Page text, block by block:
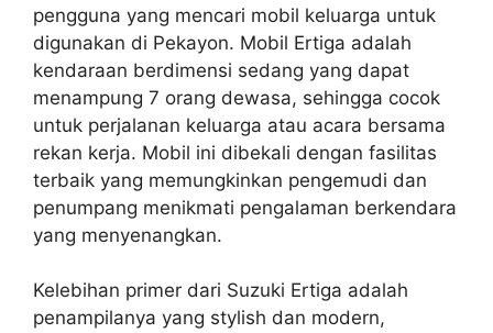
pengguna yang mencari mobil keluarga untuk
digunakan di Pekayon. Mobil Ertiga adalah
kendaraan berdimensi sedang yang dapat
menampung 7 orang dewasa, sehingga cocok
untuk perjalanan keluarga atau acara bersama
rekan kerja. Mobil ini dibekali dengan fasilitas
terbaik yang memungkinkan pengemudi dan
penumpang menikmati pengalaman berkendara
yang menyenangkan.
Kelebihan primer dari Suzuki Ertiga adalah
penampilanya yang stylish dan modern,